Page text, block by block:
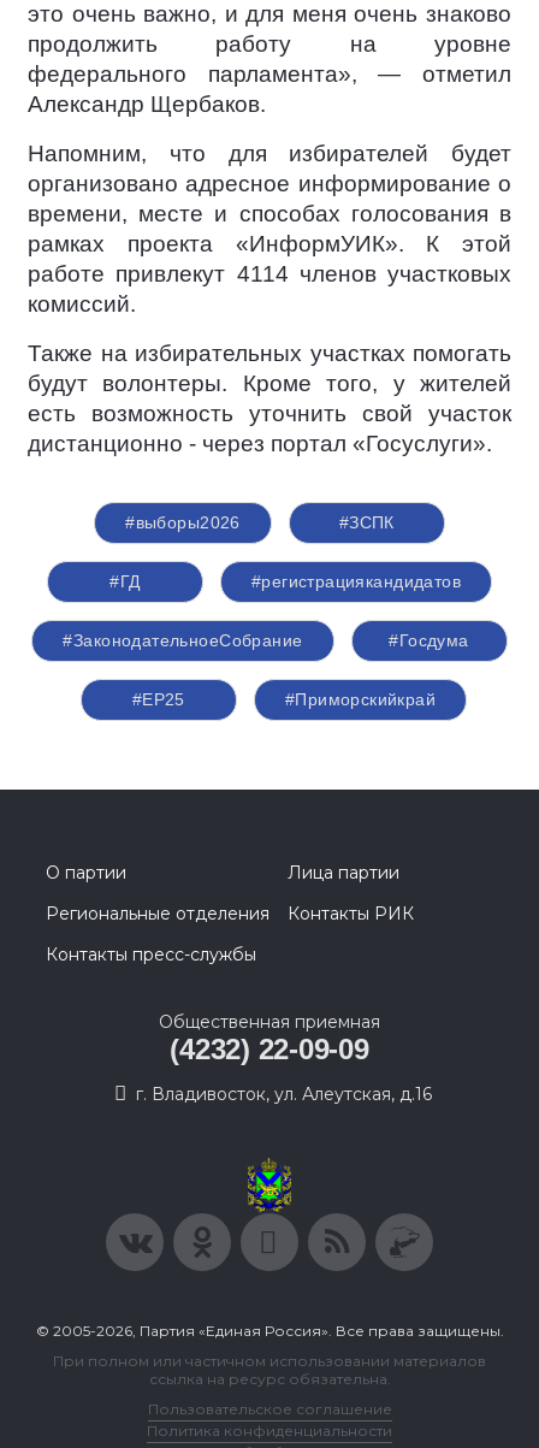
это очень важно, и для меня очень знаково
продолжить работу на уровне
федерального парламента», — отметил
Александр Щербаков.
Напомним, что для избирателей будет
организовано адресное информирование о
времени, месте и способах голосования в
рамках проекта «ИнформУИК». К этой
работе привлекут 4114 членов участковых
комиссий.
Также на избирательных участках помогать
будут волонтеры. Кроме того, у жителей
есть возможность уточнить свой участок
дистанционно - через портал «Госуслуги».
#выборы2026 #ЗСПК
#ГД #регистрациякандидатов
#ЗаконодательноеСобрание #Госдума
#ЕР25 #Приморскийкрай
О партии
Лица партии
Региональные отделения
Контакты РИК
Контакты пресс-службы
Общественная приемная
(4232) 22-09-09
г. Владивосток, ул. Алеутская, д.16
© 2005-2026, Партия «Единая Россия». Все права защищены.
При полном или частичном использовании материалов
ссылка на ресурс обязательна.
Пользовательское соглашение
Политика конфиденциальности